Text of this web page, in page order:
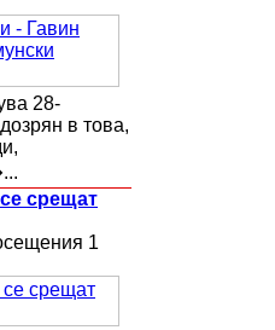
28-
в това,
срещат
1